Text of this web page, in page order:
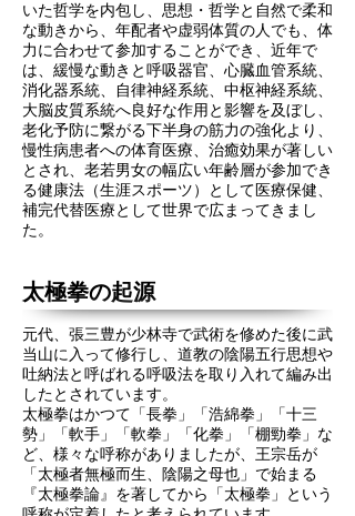
いた哲学を内包し、思想・哲学と自然で柔和
な動きから、年配者や虚弱体質の人でも、体
力に合わせて参加することができ、近年で
は、緩慢な動きと呼吸器官、心臓血管系統、
消化器系統、自律神経系統、中枢神経系統、
大脳皮質系統へ良好な作用と影響を及ぼし、
老化予防に繋がる下半身の筋力の強化より、
慢性病患者への体育医療、治癒効果が著しい
とされ、老若男女の幅広い年齢層が参加でき
る健康法（生涯スポーツ）として医療保健、
補完代替医療として世界で広まってきまし
た。
太極拳の起源
元代、張三豊が少林寺で武術を修めた後に武
当山に入って修行し、道教の陰陽五行思想や
吐納法と呼ばれる呼吸法を取り入れて編み出
したとされています。
太極拳はかつて「長拳」「浩綿拳」「十三
勢」「軟手」「軟拳」「化拳」「棚勁拳」な
ど、様々な呼称がありましたが、王宗岳が
「太極者無極而生、陰陽之母也」で始まる
『太極拳論』を著してから「太極拳」という